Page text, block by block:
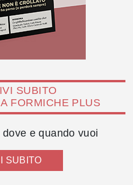
SUBITO
FORMICHE PLUS
e quando vuoi
SUBITO